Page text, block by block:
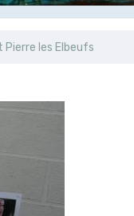
les Elbeufs